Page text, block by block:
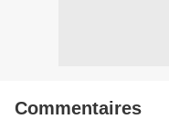
Commentaires